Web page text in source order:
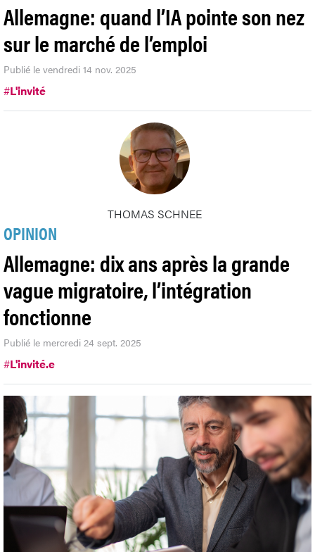
Allemagne: quand l’IA pointe son nez
sur le marché de l’emploi
Publié le vendredi 14 nov. 2025
#L'invité
THOMAS SCHNEE
OPINION
Allemagne: dix ans après la grande
vague migratoire, l’intégration
fonctionne
Publié le mercredi 24 sept. 2025
#L'invité.e